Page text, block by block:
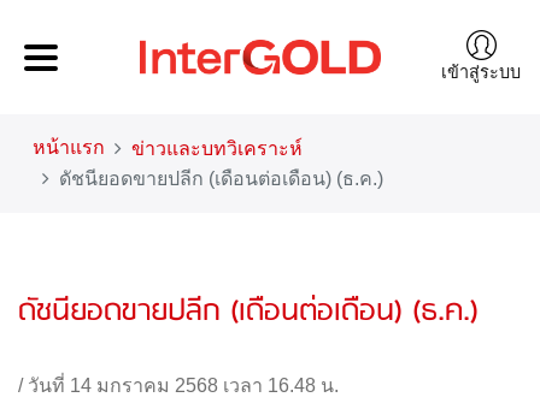
เข้าสู่ระบบ
หน้าแรก
ข่าวและบทวิเคราะห์
ดัชนียอดขายปลีก (เดือนต่อเดือน) (ธ.ค.)
ดัชนียอดขายปลีก (เดือนต่อเดือน) (ธ.ค.)
/ วันที่ 14 มกราคม 2568 เวลา 16.48 น.